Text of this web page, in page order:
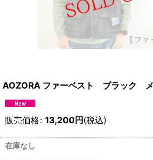
AOZORA ファーベスト ブラック
販売価格: 13,200円(税込)
在庫なし